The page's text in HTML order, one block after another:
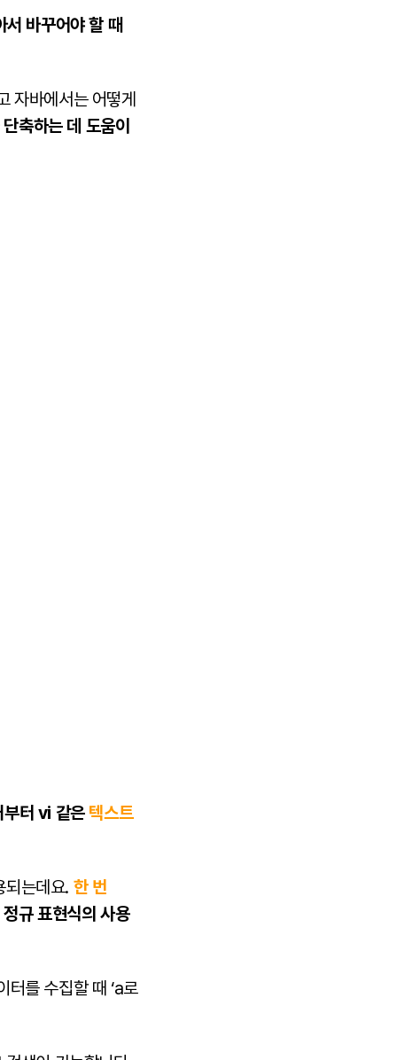
바꾸어야 할 때
자바에서는 어떻게
축하는 데 도움이
부터 vi 같은 텍스트
되는데요. 한 번
규 표현식의 사용
터를 수집할 때 ‘a로